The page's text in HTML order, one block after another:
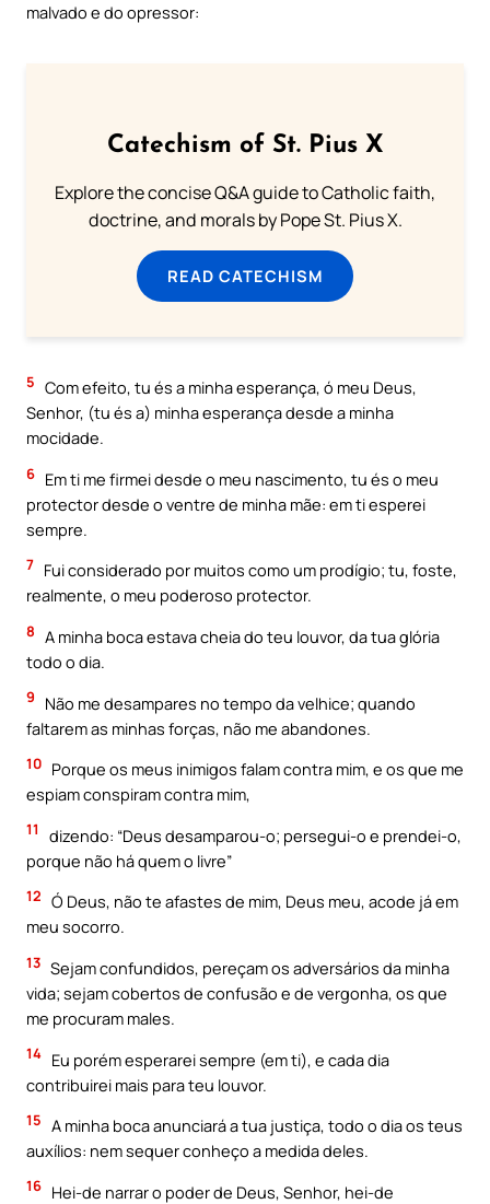
malvado e do opressor:
Catechism of St. Pius X
Explore the concise Q&A guide to Catholic faith,
doctrine, and morals by Pope St. Pius X.
READ CATECHISM
5 Com efeito, tu és a minha esperança, ó meu Deus,
Senhor, (tu és a) minha esperança desde a minha
mocidade.
6 Em ti me firmei desde o meu nascimento, tu és o meu
protector desde o ventre de minha mãe: em ti esperei
sempre.
7 Fui considerado por muitos como um prodígio; tu, foste,
realmente, o meu poderoso protector.
8 A minha boca estava cheia do teu louvor, da tua glória
todo o dia.
9
Não me desampares no tempo da velhice; quando
faltarem as minhas forças, não me abandones.
10 Porque os meus inimigos falam contra mim, e os que me
espiam conspiram contra mim,
11
dizendo: “Deus desamparou-o; persegui-o e prendei-o,
porque não há quem o livre”
12 Ó Deus, não te afastes de mim, Deus meu, acode já em
meu socorro.
13 Sejam confundidos, pereçam os adversários da minha
vida; sejam cobertos de confusão e de vergonha, os que
me procuram males.
14 Eu porém esperarei sempre (em ti), e cada dia
contribuirei mais para teu louvor.
15 A minha boca anunciará a tua justiça, todo o dia os teus
auxílios: nem sequer conheço a medida deles.
16 Hei-de narrar o poder de Deus, Senhor, hei-de